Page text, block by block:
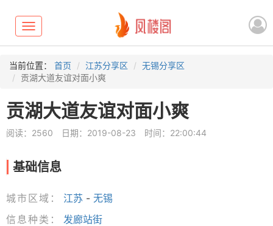
Toggle
navigation
当前位置： 首页 江苏分享区
无锡分享区
贡湖大道友谊对面小爽
贡湖大道友谊对面小爽
阅读：2560 日期：2019-08-23 时间：22:00:44
基础信息
城市区域： 江苏 - 无锡
信息种类：
发廊站街